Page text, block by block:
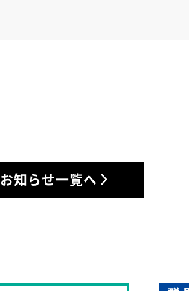
お知らせ一覧へ